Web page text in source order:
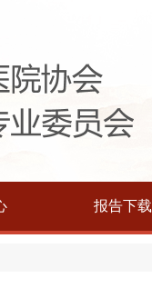
报告下载